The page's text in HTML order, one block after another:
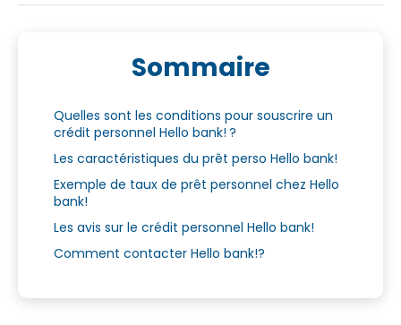
Sommaire
Quelles sont les conditions pour souscrire un
crédit personnel Hello bank! ?
Les caractéristiques du prêt perso Hello bank!
Exemple de taux de prêt personnel chez Hello
bank!
Les avis sur le crédit personnel Hello bank!
Comment contacter Hello bank!?